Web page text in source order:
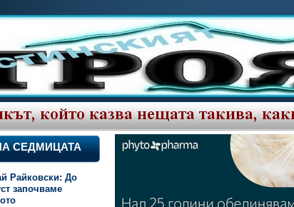
СЕДМИЦАТА
Райковски: До
започваме